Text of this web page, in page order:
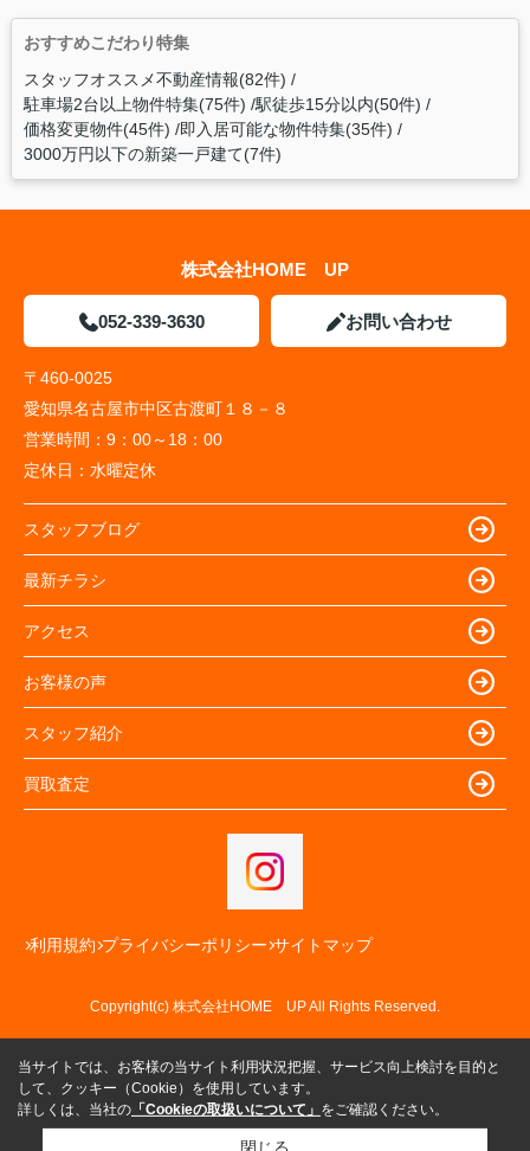
おすすめこだわり特集
スタッフオススメ不動産情報(82件)
駐車場2台以上物件特集(75件) 駅徒歩15分以内(50件)
価格変更物件(45件) 即入居可能な物件特集(35件)
3000万円以下の新築一戸建て(7件)
株式会社HOME UP
052-339-3630 お問い合わせ
〒460-0025
愛知県名古屋市中区古渡町１８－８
営業時間： 9：00～18：00
定休日： 水曜定休
スタッフブログ
最新チラシ
アクセス
お客様の声
スタッフ紹介
買取査定
利用規約 プライバシーポリシー サイトマップ
Copyright(c) 株式会社HOME UP All Rights Reserved.
当サイトでは、お客様の当サイト利用状況把握、サービス向上検討を目的と
して、クッキー（Cookie）を使用しています。
詳しくは、当社の 「Cookieの取扱いについて」 をご確認ください。
閉じる